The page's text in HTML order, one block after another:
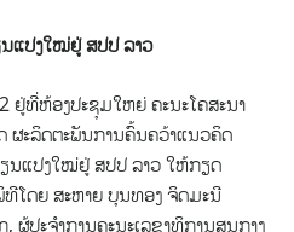
ແປງໃໝ່ຢູ່ ສປປ ລາວ
ຢູ່ທີ່ຫ້ອງປະຊຸມໃຫຍ່ ຄະນະໂຄສະນາ
ຜະລິດຕະພັນການຄົ້ນຄວ້າແນວຄິດ
ນແປງໃໝ່ຢູ່ ສປປ ລາວໃຫ້ກຽດ
ໂດຍ ສະຫາຍ ບຸນທອງ ຈິດມະນີ
ຜູ້ປະຈຳການຄະນະເລຂາທິການສູນກາງ